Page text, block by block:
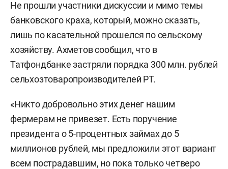
Не прошли участники дискуссии и мимо темы
банковского краха, который, можно сказать,
лишь по касательной прошелся по сельскому
хозяйству. Ахметов сообщил, что в
Татфондбанке застряли порядка 300 млн. рублей
сельхозтоваропроизводителей РТ.
«Никто добровольно этих денег нашим
фермерам не привезет. Есть поручение
президента о 5-процентных займах до 5
миллионов рублей, мы предложили этот вариант
всем пострадавшим, но пока только четверо